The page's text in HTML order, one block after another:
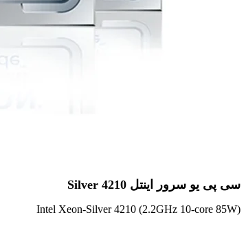
سی پی یو سرور اینتل Silver 4210
Intel Xeon-Silver 4210 (2.2GHz 10-core 85W)